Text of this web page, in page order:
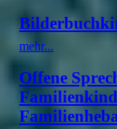
mehr...
Offene